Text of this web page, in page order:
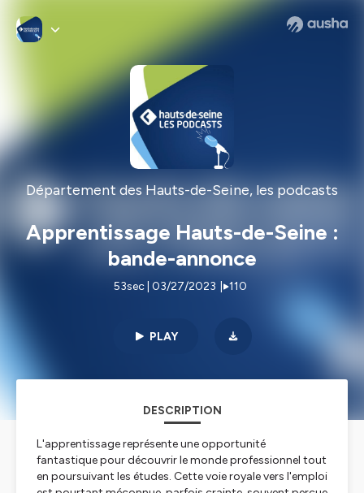
Département des Hauts-de-Seine, les podcasts
Apprentissage Hauts-de-Seine :
bande-annonce
53sec | 03/27/2023 110
PLAY
DESCRIPTION
L'apprentissage représente une opportunité
fantastique pour découvrir le monde professionnel tout
en poursuivant les études. Cette voie royale vers l'emploi